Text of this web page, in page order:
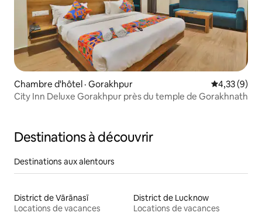
Chambre d'hôtel · Gorakhpur Note
4,33 (9)
City Inn Deluxe Gorakhpur près du temple de Gorakhnath
Destinations à découvrir
Destinations aux alentours
District de Vārānasī
Locations de vacances
District de Lucknow
Locations de vacances